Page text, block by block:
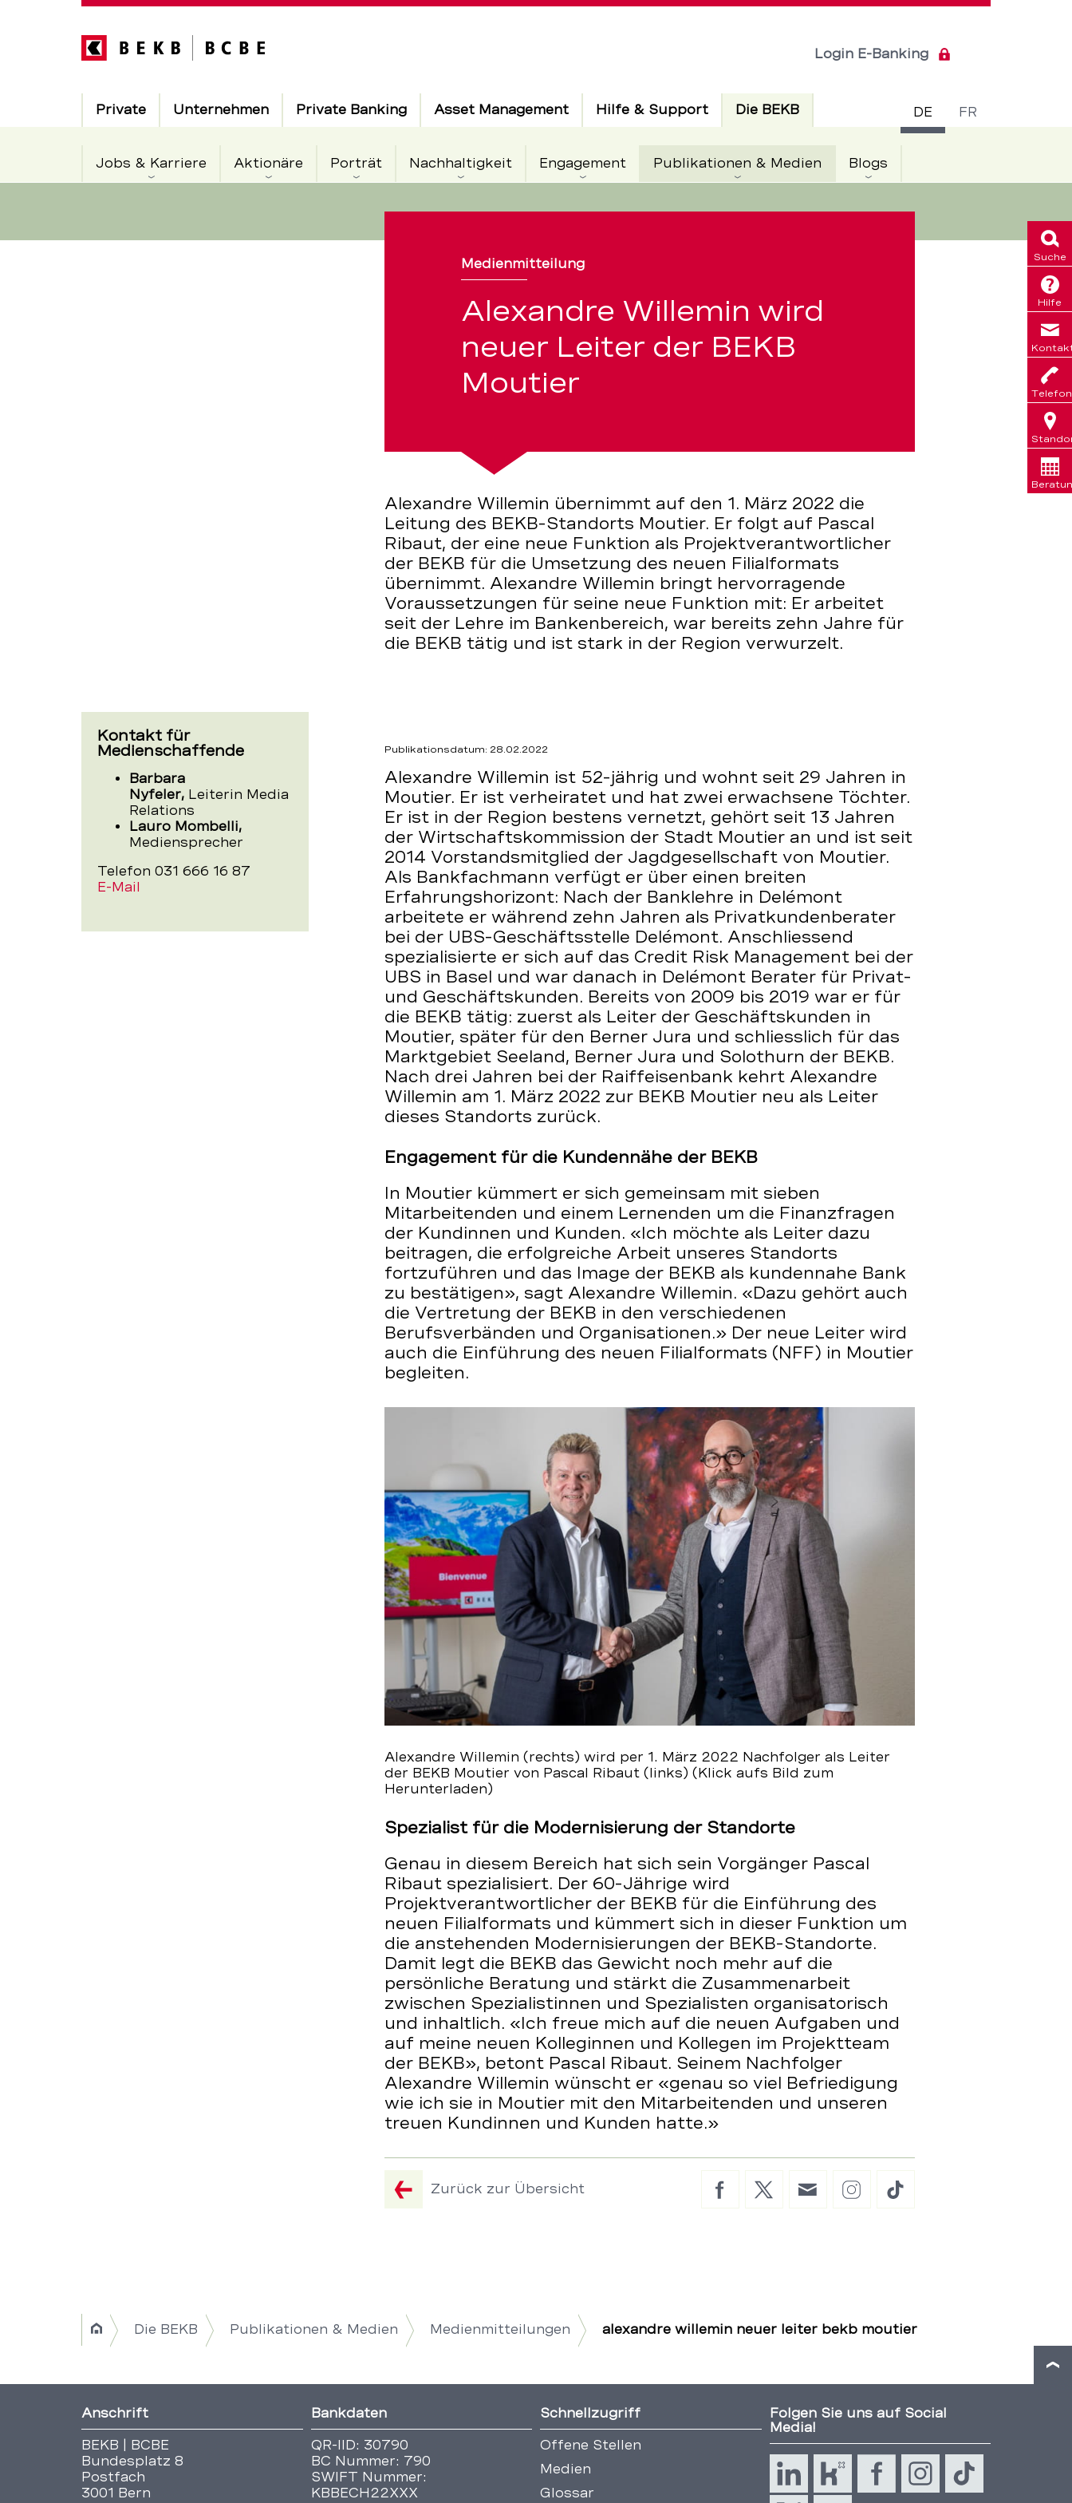
BEKB
DE FR
Login E-Banking
Hauptnavigation
Private Unternehmen Private Banking Asset Management Hilfe & Support Die BEKBAktiv
Jobs & Karriere Aktionäre Porträt Nachhaltigkeit Engagement Publikationen & Medien AktivBlogs
Suche
Hilfe
Telefon
Medienmitteilung
Alexandre Willemin wird
neuer Leiter der BEKB
Moutier
Alexandre Willemin übernimmt auf den 1. März 2022 die
Leitung des BEKB-Standorts Moutier. Er folgt auf Pascal
Ribaut, der eine neue Funktion als Projektverantwortlicher
der BEKB für die Umsetzung des neuen Filialformats
übernimmt. Alexandre Willemin bringt hervorragende
Voraussetzungen für seine neue Funktion mit: Er arbeitet
seit der Lehre im Bankenbereich, war bereits zehn Jahre für
die BEKB tätig und ist stark in der Region verwurzelt.
Kontakt für
Medienschaffende
Barbara
Nyfeler, Leiterin Media
Relations
Lauro Mombelli,
Mediensprecher
Telefon 031 666 16 87
E-Mail
Publikationsdatum: 28.02.2022
Alexandre Willemin ist 52-jährig und wohnt seit 29 Jahren in
Moutier. Er ist verheiratet und hat zwei erwachsene Töchter.
Er ist in der Region bestens vernetzt, gehört seit 13 Jahren
der Wirtschaftskommission der Stadt Moutier an und ist seit
2014 Vorstandsmitglied der Jagdgesellschaft von Moutier.
Als Bankfachmann verfügt er über einen breiten
Erfahrungshorizont: Nach der Banklehre in Delémont
arbeitete er während zehn Jahren als Privatkundenberater
bei der UBS-Geschäftsstelle Delémont. Anschliessend
spezialisierte er sich auf das Credit Risk Management bei der
UBS in Basel und war danach in Delémont Berater für Privat-
und Geschäftskunden. Bereits von 2009 bis 2019 war er für
die BEKB tätig: zuerst als Leiter der Geschäftskunden in
Moutier, später für den Berner Jura und schliesslich für das
Marktgebiet Seeland, Berner Jura und Solothurn der BEKB.
Nach drei Jahren bei der Raiffeisenbank kehrt Alexandre
Willemin am 1. März 2022 zur BEKB Moutier neu als Leiter
dieses Standorts zurück.
Engagement für die Kundennähe der BEKB
In Moutier kümmert er sich gemeinsam mit sieben
Mitarbeitenden und einem Lernenden um die Finanzfragen
der Kundinnen und Kunden. «Ich möchte als Leiter dazu
beitragen, die erfolgreiche Arbeit unseres Standorts
fortzuführen und das Image der BEKB als kundennahe Bank
zu bestätigen», sagt Alexandre Willemin. «Dazu gehört auch
die Vertretung der BEKB in den verschiedenen
Berufsverbänden und Organisationen.» Der neue Leiter wird
auch die Einführung des neuen Filialformats (NFF) in Moutier
begleiten.
Alexandre Willemin (rechts) wird per 1. März 2022 Nachfolger als Leiter
der BEKB Moutier von Pascal Ribaut (links) (Klick aufs Bild zum
Herunterladen)
Spezialist für die Modernisierung der Standorte
Genau in diesem Bereich hat sich sein Vorgänger Pascal
Ribaut spezialisiert. Der 60-Jährige wird
Projektverantwortlicher der BEKB für die Einführung des
neuen Filialformats und kümmert sich in dieser Funktion um
die anstehenden Modernisierungen der BEKB-Standorte.
Damit legt die BEKB das Gewicht noch mehr auf die
persönliche Beratung und stärkt die Zusammenarbeit
zwischen Spezialistinnen und Spezialisten organisatorisch
und inhaltlich. «Ich freue mich auf die neuen Aufgaben und
auf meine neuen Kolleginnen und Kollegen im Projektteam
der BEKB», betont Pascal Ribaut. Seinem Nachfolger
Alexandre Willemin wünscht er «genau so viel Befriedigung
wie ich sie in Moutier mit den Mitarbeitenden und unseren
treuen Kundinnen und Kunden hatte.»
Zurück zur Übersicht FacebookTwitter
E-
InstagramTikTok
Breadcrumb
|
Title
Home
Die BEKB Publikationen & Medien Medienmitteilungen alexandre willemin neuer leiter bekb moutier
Fusszeile
Anschrift
BEKB | BCBE
Bundesplatz 8
Postfach
3001 Bern
Bankdaten
QR-IID: 30790
BC Nummer: 790
SWIFT Nummer:
KBBECH22XXX
Schnellzugriff
Offene Stellen
Medien
Glossar
Folgen Sie uns auf Social
Media!